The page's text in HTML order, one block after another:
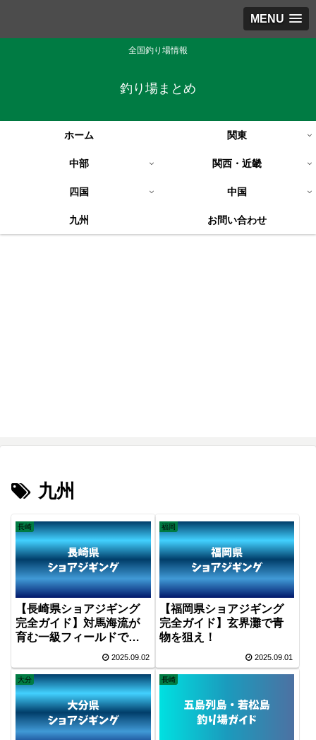
MENU
全国釣り場情報
釣り場まとめ
ホーム 関東
中部 関西・近畿
四国 中国
九州 お問い合わせ
九州
長崎
【長崎県ショアジギング
完全ガイド】対馬海流が
育む一級フィールドで青
2025.09.02
福岡
【福岡県ショアジギング
完全ガイド】玄界灘で青
物を狙え！
2025.09.01
大分 長崎